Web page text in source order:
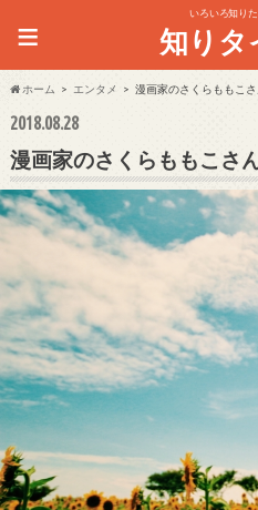
いろいろ知り
知りタ
≡
ホーム エンタメ 漫画家のさくらももこ
2018.08.28
漫画家のさくらももこ